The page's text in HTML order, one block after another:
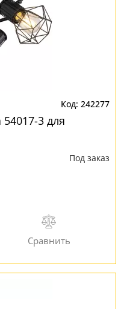
242277
3 для
Под заказ